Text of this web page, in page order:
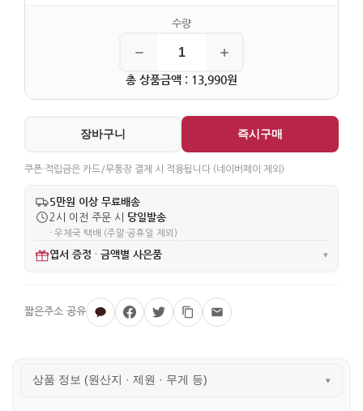
총 상품금액 : 13,990원
장바구니 즉시구매
쿠폰·적립금은 카드/무통장 결제 시 적용됩니다 (네이버페이 제외)
5만원 이상 무료배송
2시 이전 주문 시 당일발송
· 우체국 택배 (주말·공휴일 제외)
엽서 증정 · 금액별 사은품 ▾
상품 정보 (원산지 · 제원 · 무게 등) ▾